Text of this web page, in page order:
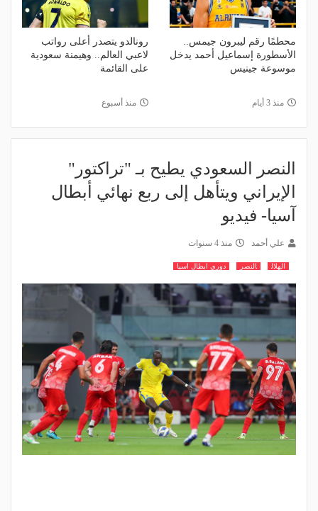
محطمًا رقم ليبرون جيمس..
الأسطورة إسماعيل أحمد يدخل
موسوعة جينيس
منذ 3 أيام
رونالدو يتصدر أعلى رواتب
لاعبي العالم.. وهيمنة سعودية
على القائمة
منذ أسبوع
النصر السعودي يطيح بـ "تراكتور"
الإيراني ويتأهل إلى ربع نهائي أبطال
آسيا- فيديو
علي أحمد منذ 4 سنوات
الهلال النصر دوري ابطال اسيا